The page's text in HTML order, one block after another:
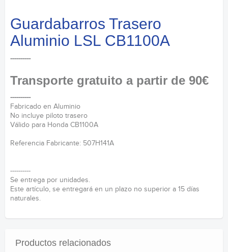
Guardabarros Trasero
Aluminio LSL CB1100A
----------
Transporte gratuito a partir de 90€
----------
Fabricado en Aluminio
No incluye piloto trasero
Válido para Honda CB1100A
Referencia Fabricante: 507H141A
----------
Se entrega por unidades.
Este artículo, se entregará en un plazo no superior a 15 días
naturales.
Productos relacionados